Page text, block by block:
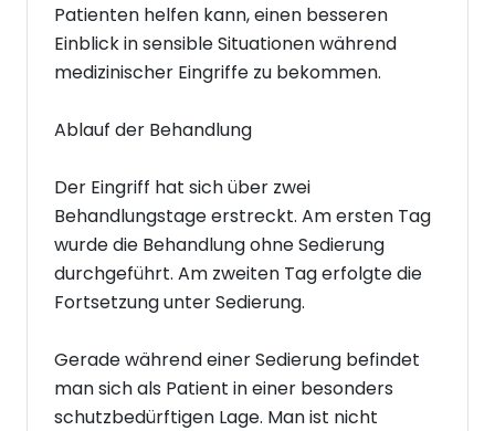
Patienten helfen kann, einen besseren
Einblick in sensible Situationen während
medizinischer Eingriffe zu bekommen.
Ablauf der Behandlung
Der Eingriff hat sich über zwei
Behandlungstage erstreckt. Am ersten Tag
wurde die Behandlung ohne Sedierung
durchgeführt. Am zweiten Tag erfolgte die
Fortsetzung unter Sedierung.
Gerade während einer Sedierung befindet
man sich als Patient in einer besonders
schutzbedürftigen Lage. Man ist nicht